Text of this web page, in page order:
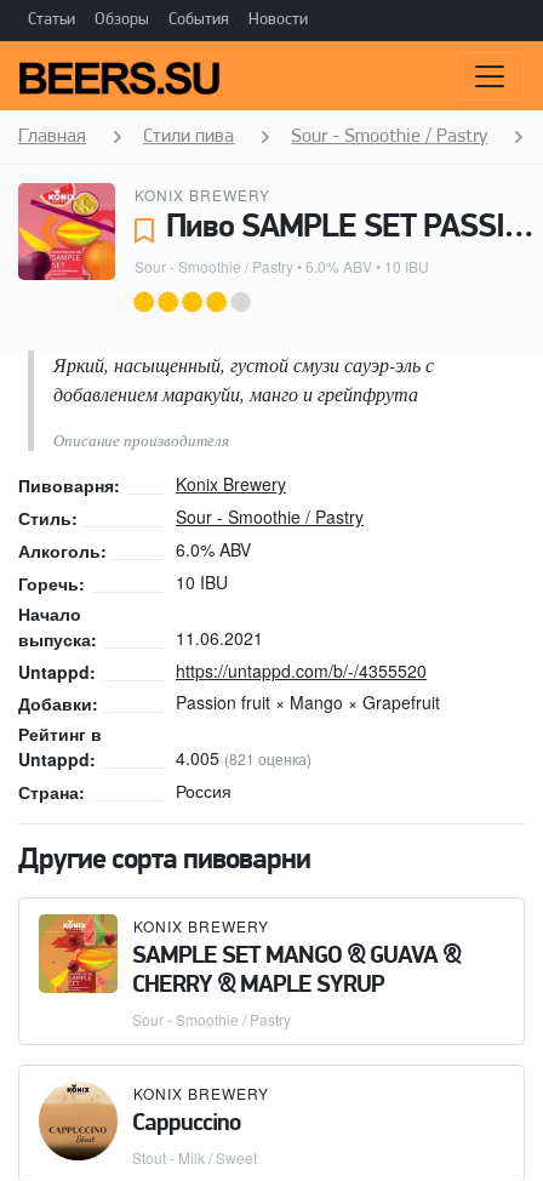
Статьи Обзоры События Новости
Главная Стили пива Sour - Smoothie / Pastry
KONIX BREWERY
Пиво SAMPLE SET PASSION FRUIT & MANGO & GRAPEFRUIT - Konix Brewery
Sour - Smoothie / Pastry• 6.0% ABV • 10 IBU
Яркий, насыщенный, густой смузи сауэр-эль с
добавлением маракуйи, манго и грейпфрута
Описание производителя
Пивоварня:
Konix Brewery
Стиль:
Sour - Smoothie / Pastry
Алкоголь:
6.0% ABV
Горечь:
10 IBU
Начало
выпуска:
11.06.2021
Untappd:
https://untappd.com/b/-/4355520
Добавки:
Passion fruit × Mango × Grapefruit
Рейтинг в
Untappd:
4.005 (821 оценка)
Страна: Россия
Другие сорта пивоварни
KONIX BREWERY
SAMPLE SET MANGO & GUAVA &
CHERRY & MAPLE SYRUP
Sour - Smoothie / Pastry
KONIX BREWERY
Cappuccino
Stout - Milk / Sweet